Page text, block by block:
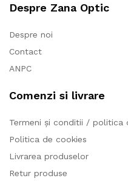
Despre Zana Optic
Despre noi
Contact
ANPC
Comenzi si livrare
Termeni și conditii / politica
Politica de cookies
Livrarea produselor
Retur produse